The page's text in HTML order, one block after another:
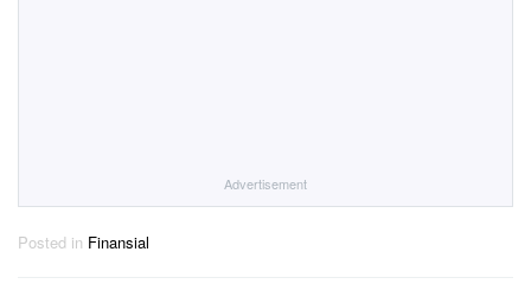
Advertisement
Posted in Finansial